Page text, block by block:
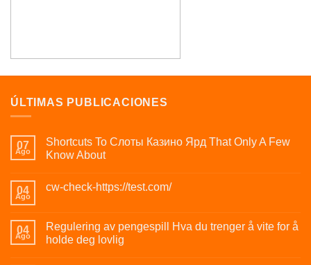
ÚLTIMAS PUBLICACIONES
07
Ago
Shortcuts To Слоты Казино Ярд That Only A Few
Know About
04
Ago
cw-check-https://test.com/
04
Ago
Regulering av pengespill Hva du trenger å vite for å
holde deg lovlig